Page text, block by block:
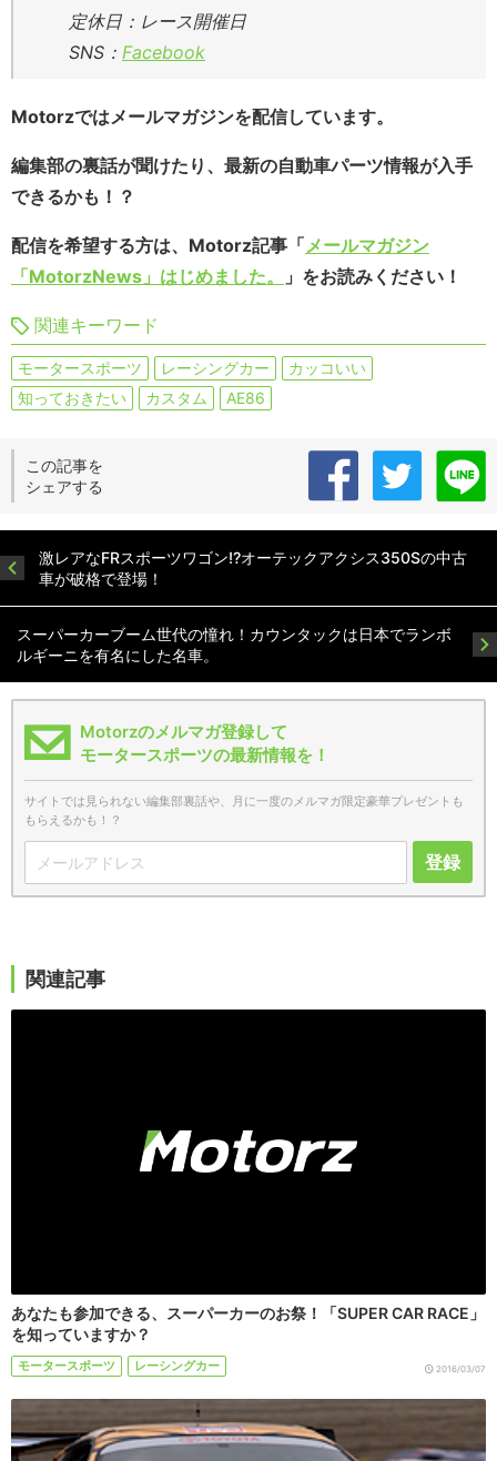
定休日：レース開催日
SNS： Facebook
Motorzではメールマガジンを配信しています。
編集部の裏話が聞けたり、最新の自動車パーツ情報が入手
できるかも！？
配信を希望する方は、Motorz記事「 メールマガジン
「MotorzNews」はじめました。
」をお読みください！
関連キーワード
モータースポーツ レーシングカー
カッコいい
知っておきたい
カスタム AE86
この記事を
シェアする
激レアなFRスポーツワゴン!?オーテックアクシス350Sの中古
車が破格で登場！
スーパーカーブーム世代の憧れ！カウンタックは日本でランボ
ルギーニを有名にした名車。
Motorzのメルマガ登録して
モータースポーツの最新情報を！
サイトでは見られない編集部裏話や、月に一度のメルマガ限定豪華プレゼントも
もらえるかも！？
登録
関連記事
あなたも参加できる、スーパーカーのお祭！「SUPER CAR RACE」
を知っていますか？
モータースポーツ レーシングカー 2016/03/07